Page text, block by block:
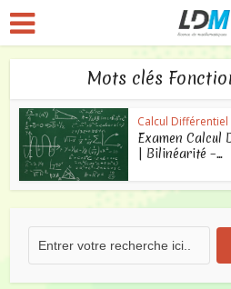
Mots clés
Calcul Différentiel
Examen Calcul
| Bilinéarité –...